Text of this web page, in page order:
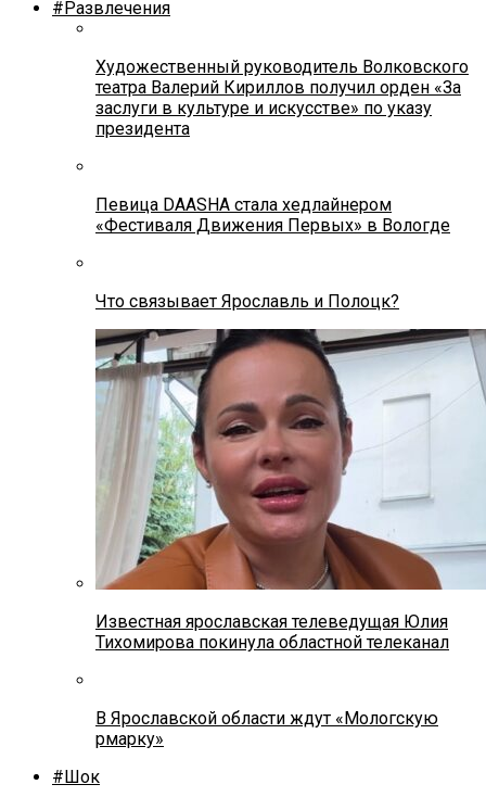
#Развлечения
Художественный руководитель Волковского
театра Валерий Кириллов получил орден «За
заслуги в культуре и искусстве» по указу
президента
Певица DAASHA стала хедлайнером
«Фестиваля Движения Первых» в Вологде
Что связывает Ярославль и Полоцк?
Известная ярославская телеведущая Юлия
Тихомирова покинула областной телеканал
В Ярославской области ждут «Мологскую
рмарку»
#Шок